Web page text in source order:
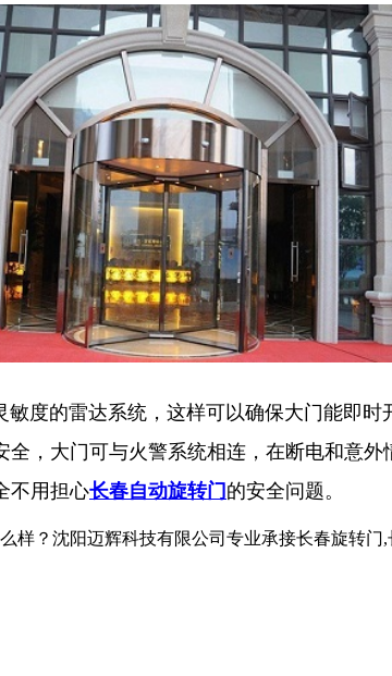
的雷达系统，这样可以确保大门能即时
，大门可与火警系统相连，在断电和意
不用担心长春自动旋转门的安全问题。
？沈阳迈辉科技有限公司专业承接长春旋转门,